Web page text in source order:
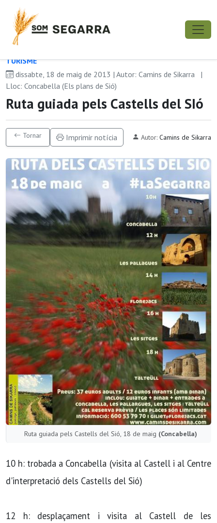
TURISME
dissabte, 18 de maig de 2013 | Autor: Camins de Sikarra
|
Lloc: Concabella (Els plans de Sió)
Ruta guiada pels Castells del SIó
Tornar Imprimir notícia Autor: Camins de Sikarra
Ruta guiada pels Castells del Sió, 18 de maig (Concabella)
10 h: trobada a Concabella (visita al Castell i al Centre
d'interpretació dels Castells del Sió)
12 h: desplaçament i visita al Castell de les